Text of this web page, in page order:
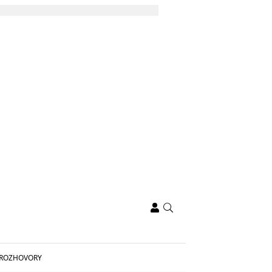
ROZHOVORY